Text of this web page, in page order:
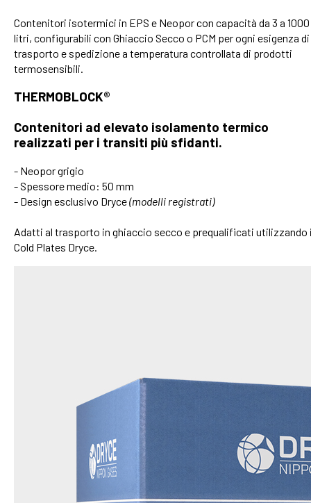
Contenitori isotermici in EPS e Neopor con capacità da 3 a 1000
litri, configurabili con Ghiaccio Secco o PCM per ogni esigenza di
trasporto e spedizione a temperatura controllata di prodotti
termosensibili.
THERMOBLOCK®
Contenitori ad elevato isolamento termico
realizzati per i transiti più sfidanti.
- Neopor grigio
- Spessore medio: 50 mm
- Design esclusivo Dryce(modelli registrati)
Adatti al trasporto in ghiaccio secco e prequalificati utilizzando
Cold Plates Dryce.